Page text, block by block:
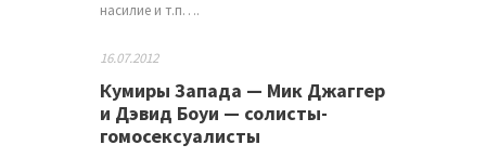
насилие и т.п….
16.07.2012
Кумиры Запада — Мик Джаггер
и Дэвид Боуи — солисты-
гомосексуалисты